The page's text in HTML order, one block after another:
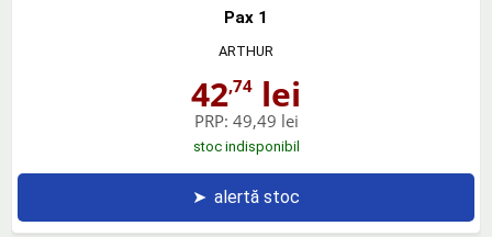
Pax 1
ARTHUR
42,74 lei
PRP: 49,49 lei
stoc indisponibil
➤ alertă stoc